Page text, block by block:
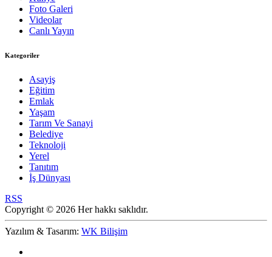
Foto Galeri
Videolar
Canlı Yayın
Kategoriler
Asayiş
Eğitim
Emlak
Yaşam
Tarım Ve Sanayi
Belediye
Teknoloji
Yerel
Tanıtım
İş Dünyası
RSS
Copyright © 2026 Her hakkı saklıdır.
Yazılım & Tasarım: WK Bilişim